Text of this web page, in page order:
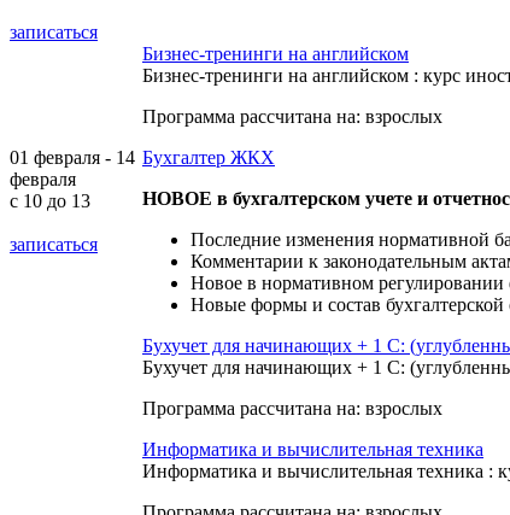
записаться
Бизнес-тренинги на английском
Бизнес-тренинги на английском : курс
Программа рассчитана на: взрослых
01 февраля - 14
февраля
с 10 до 13
записаться
Бухгалтер ЖКХ
НОВОЕ в бухгалтерском учете и
Последние изменения нормативной
Комментарии к законодательным
Новое в нормативном регулировании
Новые формы и состав
Бухучет для начинающих + 1 С:
Бухучет для начинающих + 1 С:
Программа рассчитана на: взрослых
Информатика и вычислительная техника
Информатика и вычислительная техника :